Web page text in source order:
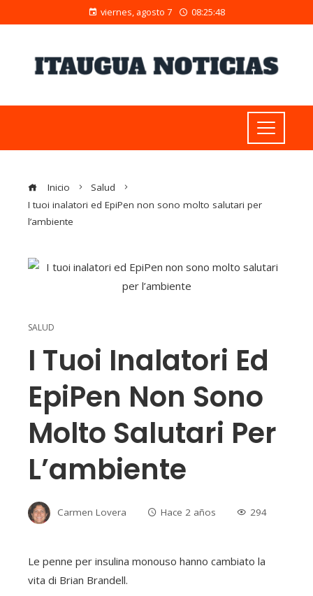
viernes, agosto 7 08:25:50
Inicio
Salud
I tuoi inalatori ed EpiPen non sono molto salutari per
l’ambiente
SALUD
I Tuoi Inalatori Ed
EpiPen Non Sono
Molto Salutari Per
L’ambiente
Carmen Lovera Hace 2 años 294
Le penne per insulina monouso hanno cambiato la
vita di Brian Brandell.